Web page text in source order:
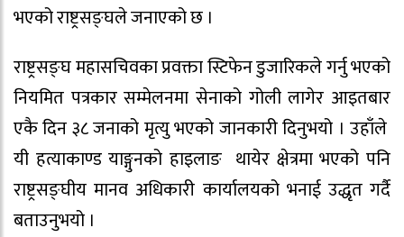
भएको राष्ट्रसङ्घले जनाएको छ ।
राष्ट्रसङ्घ महासचिवका प्रवक्ता स्टिफेन डुजारिकले गर्नु भएको
नियमित पत्रकार सम्मेलनमा सेनाको गोली लागेर आइतबार
एकै दिन ३८ जनाको मृत्यु भएको जानकारी दिनुभयो । उहाँले
यी हत्याकाण्ड याङ्गुनको हाइलाङ थायेर क्षेत्रमा भएको पनि
राष्ट्रसङ्घीय मानव अधिकारी कार्यालयको भनाई उद्धृत गर्दै
बताउनुभयो ।